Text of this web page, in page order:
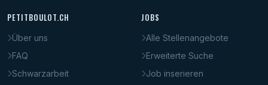
PETITBOULOT.CH
Über uns
FAQ
Schwarzarbeit
JOBS
Alle Stellenangebote
Erweiterte Suche
Job inserieren